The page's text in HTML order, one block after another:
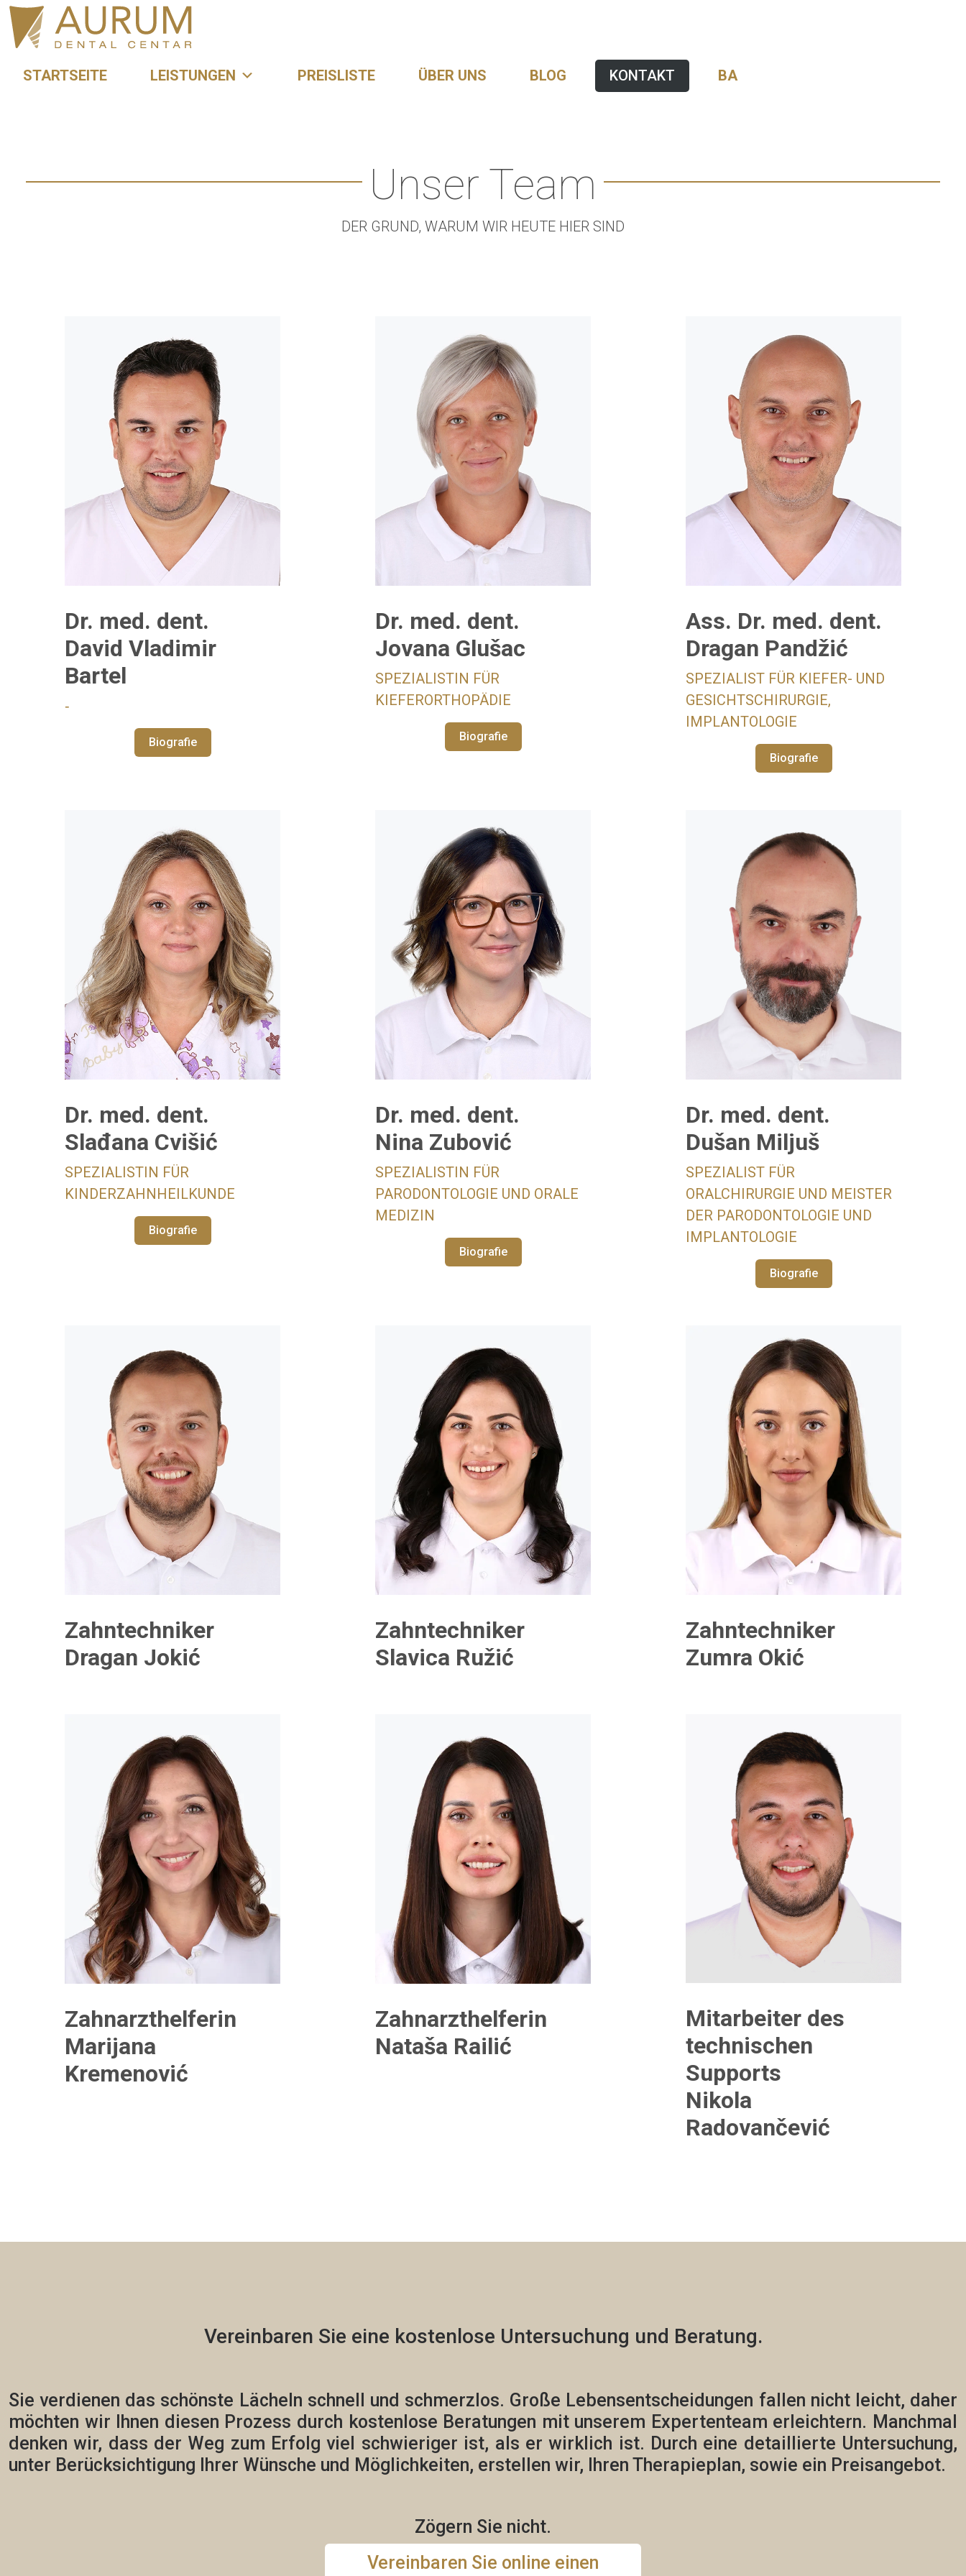
STARTSEITE LEISTUNGEN PREISLISTE ÜBER UNS BLOG KONTAKT BA
Unser Team
DER GRUND, WARUM WIR HEUTE HIER SIND
Dr. med. dent.
David Vladimir
Bartel
‑
Biografie
Dr. med. dent.
Jovana Glušac
SPEZIALISTIN FÜR
KIEFERORTHOPÄDIE
Biografie
Ass. Dr. med. dent.
Dragan Pandžić
SPEZIALIST FÜR KIEFER- UND
GESICHTSCHIRURGIE,
IMPLANTOLOGIE
Biografie
Dr. med. dent.
Slađana Cvišić
SPEZIALISTIN FÜR
KINDERZAHNHEILKUNDE
Biografie
Dr. med. dent.
Nina Zubović
SPEZIALISTIN FÜR
PARODONTOLOGIE UND ORALE
MEDIZIN
Biografie
Dr. med. dent.
Dušan Miljuš
SPEZIALIST FÜR
ORALCHIRURGIE UND MEISTER
DER PARODONTOLOGIE UND
IMPLANTOLOGIE
Biografie
Zahntechniker
Dragan Jokić
Zahntechniker
Slavica Ružić
Zahntechniker
Zumra Okić
Zahnarzthelferin
Marijana
Kremenović
Zahnarzthelferin
Nataša Railić
Mitarbeiter des
technischen
Supports
Nikola
Radovančević
Vereinbaren Sie eine kostenlose Untersuchung und Beratung.
Sie verdienen das schönste Lächeln schnell und schmerzlos. Große Lebensentscheidungen fallen nicht leicht, daher
möchten wir Ihnen diesen Prozess durch kostenlose Beratungen mit unserem Expertenteam erleichtern. Manchmal
denken wir, dass der Weg zum Erfolg viel schwieriger ist, als er wirklich ist. Durch eine detaillierte Untersuchung,
unter Berücksichtigung Ihrer Wünsche und Möglichkeiten, erstellen wir,
Ihren Therapieplan, sowie ein Preisangebot.
Zögern Sie nicht.
Vereinbaren Sie online einen